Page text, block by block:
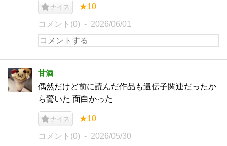
ナイス ★10
コメント(0) 2026/06/01
甘酒
偶然だけど前に読んだ作品も遺伝子関連だったか
ら驚いた 面白かった
ナイス ★10
コメント(0) 2026/05/30